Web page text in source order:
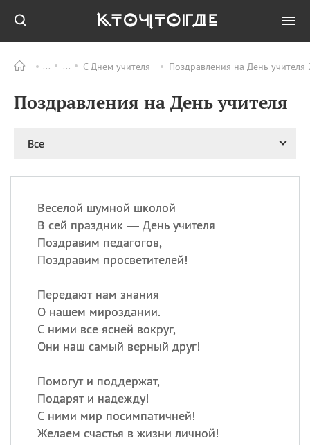
С Днем учителя Поздравления на День
Поздравления на День учителя
Все
Веселой шумной школой
В сей праздник — День учителя
Поздравим педагогов,
Поздравим просветителей!
Передают нам знания
О нашем мироздании.
С ними все ясней вокруг,
Они наш самый верный друг!
Помогут и поддержат,
Подарят и надежду!
С ними мир посимпатичней!
Желаем счастья в жизни личной!
ПРАЗДНИКИ Все
06.08
Преображение
Господне у западных
Бориса и Глеба, во
07.08 День ассирийских
07.08 Национальный день
07.08
ИМЕНА
Сегодня празднуют именины
Анатолий
,Еще